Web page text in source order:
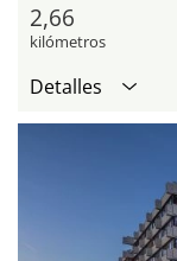
2,66
kilómetros
Detalles